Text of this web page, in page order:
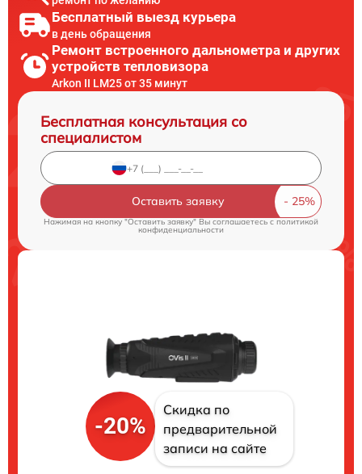
Бесплатный выезд курьера
в день обращения
Ремонт встроенного дальнометра и других
устройств тепловизора
Arkon II LM25 от 35 минут
Бесплатная консультация со
специалистом
Оставить заявку
Нажимая на кнопку "Оставить заявку" Вы соглашаетесь c политикой
конфиденциальности
-20%
Скидка по
предварительной
записи на сайте